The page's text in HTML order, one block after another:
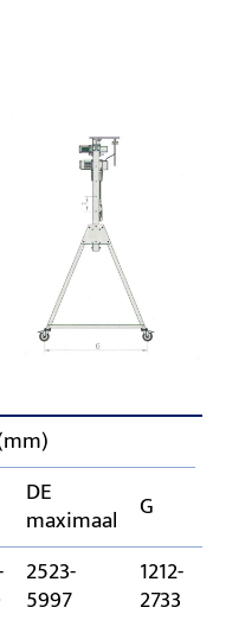
DE
maximaal
G
2523-
5997
1212-
2733